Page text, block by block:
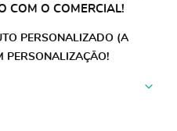
COM O COMERCIAL!
PERSONALIZADO (A
PERSONALIZAÇÃO!